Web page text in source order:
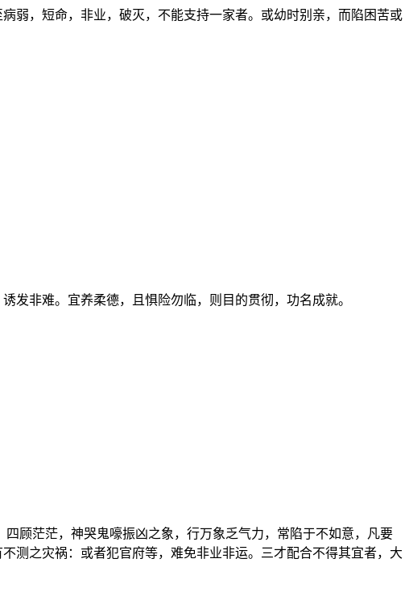
，短命，非业，破灭，不能支持一家者。或幼时别亲，而陷困苦或
非难。宜养柔德，且惧险勿临，则目的贯彻，功名成就。
顾茫茫，神哭鬼嚎振凶之象，行万象乏气力，常陷于不如意，凡要
测之灾祸：或者犯官府等，难免非业非运。三才配合不得其宜者，大